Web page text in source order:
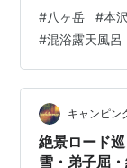
黄岳と天狗岳
と お山紹介 八
ではなく、北
（標高2,524m
さんの山々か
#八ヶ岳 #本
#混浴露天風呂
キャンピン
絶景ロード
雪・弟子屈